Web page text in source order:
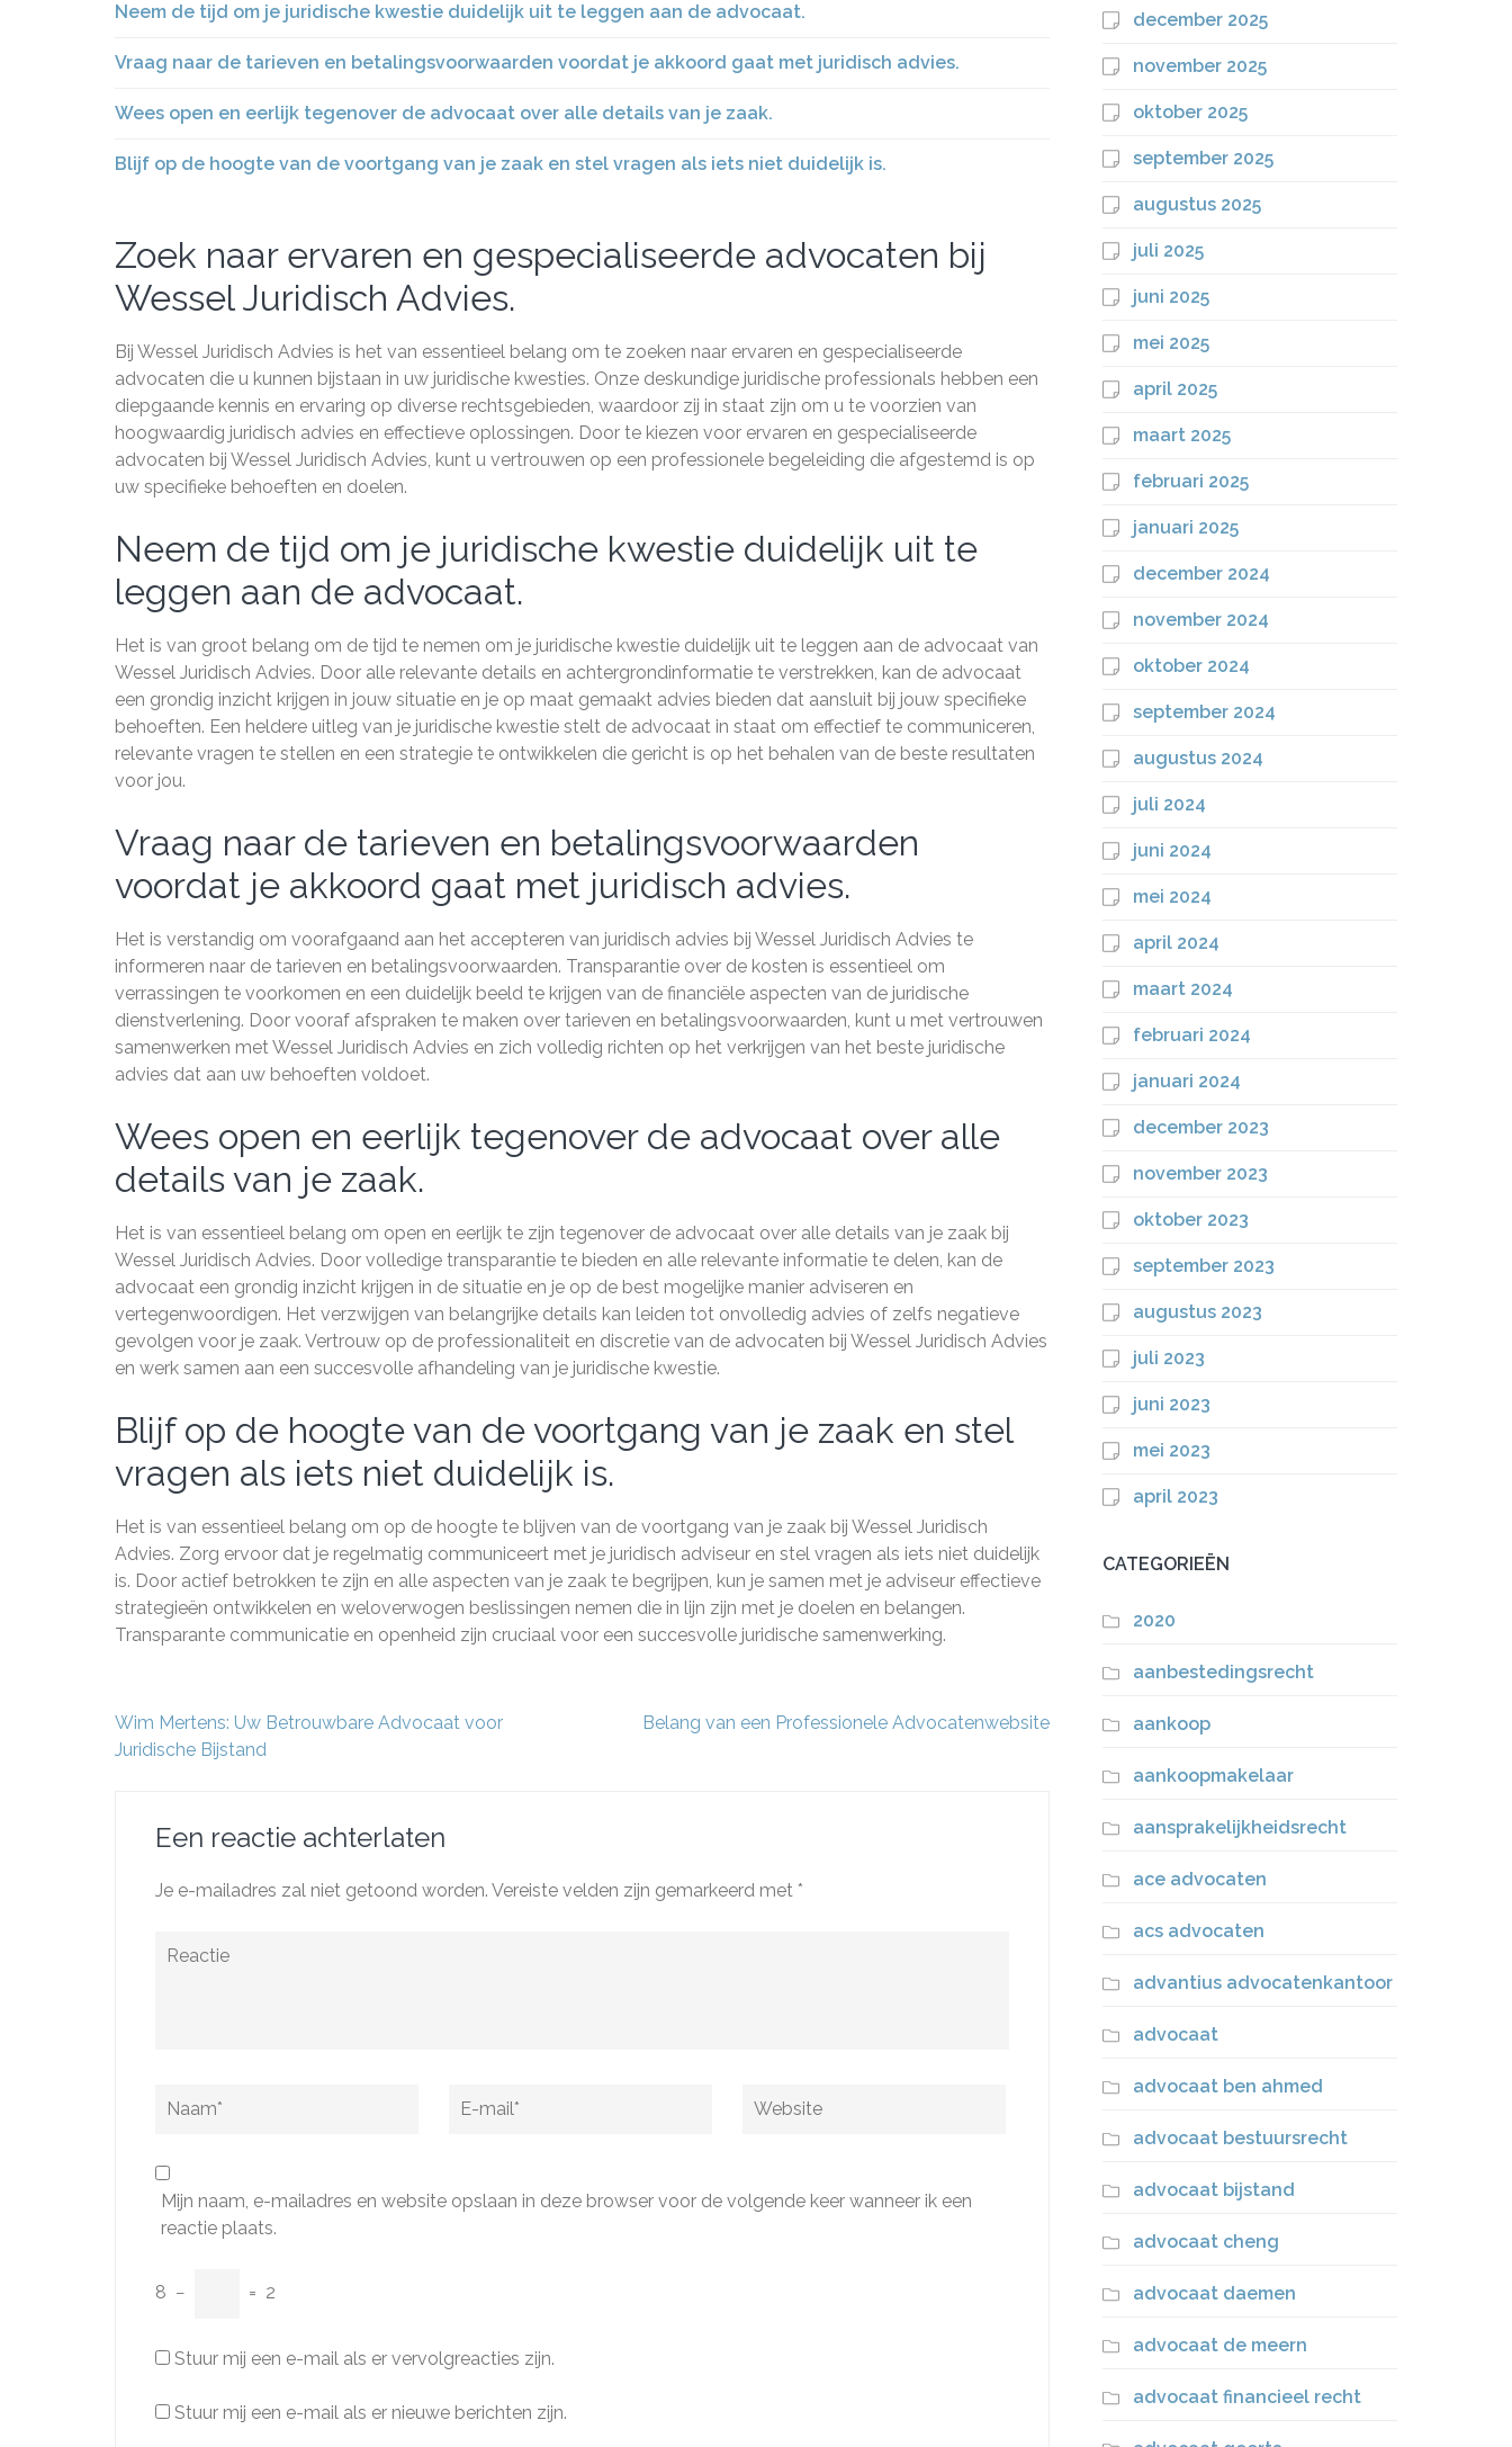
Neem de tijd om je juridische kwestie duidelijk uit te leggen aan de advocaat.
Vraag naar de tarieven en betalingsvoorwaarden voordat je akkoord gaat met juridisch advies.
Wees open en eerlijk tegenover de advocaat over alle details van je zaak.
Blijf op de hoogte van de voortgang van je zaak en stel vragen als iets niet duidelijk is.
Zoek naar ervaren en gespecialiseerde advocaten bij
Wessel Juridisch Advies.
Bij Wessel Juridisch Advies is het van essentieel belang om te zoeken naar ervaren en gespecialiseerde
advocaten die u kunnen bijstaan in uw juridische kwesties. Onze deskundige juridische professionals hebben een
diepgaande kennis en ervaring op diverse rechtsgebieden, waardoor zij in staat zijn om u te voorzien van
hoogwaardig juridisch advies en effectieve oplossingen. Door te kiezen voor ervaren en gespecialiseerde
advocaten bij Wessel Juridisch Advies, kunt u vertrouwen op een professionele begeleiding die afgestemd is op
uw specifieke behoeften en doelen.
Neem de tijd om je juridische kwestie duidelijk uit te
leggen aan de advocaat.
Het is van groot belang om de tijd te nemen om je juridische kwestie duidelijk uit te leggen aan de advocaat van
Wessel Juridisch Advies. Door alle relevante details en achtergrondinformatie te verstrekken, kan de advocaat
een grondig inzicht krijgen in jouw situatie en je op maat gemaakt advies bieden dat aansluit bij jouw specifieke
behoeften. Een heldere uitleg van je juridische kwestie stelt de advocaat in staat om effectief te communiceren,
relevante vragen te stellen en een strategie te ontwikkelen die gericht is op het behalen van de beste resultaten
voor jou.
Vraag naar de tarieven en betalingsvoorwaarden
voordat je akkoord gaat met juridisch advies.
Het is verstandig om voorafgaand aan het accepteren van juridisch advies bij Wessel Juridisch Advies te
informeren naar de tarieven en betalingsvoorwaarden. Transparantie over de kosten is essentieel om
verrassingen te voorkomen en een duidelijk beeld te krijgen van de financiële aspecten van de juridische
dienstverlening. Door vooraf afspraken te maken over tarieven en betalingsvoorwaarden, kunt u met vertrouwen
samenwerken met Wessel Juridisch Advies en zich volledig richten op het verkrijgen van het beste juridische
advies dat aan uw behoeften voldoet.
Wees open en eerlijk tegenover de advocaat over alle
details van je zaak.
Het is van essentieel belang om open en eerlijk te zijn tegenover de advocaat over alle details van je zaak bij
Wessel Juridisch Advies. Door volledige transparantie te bieden en alle relevante informatie te delen, kan de
advocaat een grondig inzicht krijgen in de situatie en je op de best mogelijke manier adviseren en
vertegenwoordigen. Het verzwijgen van belangrijke details kan leiden tot onvolledig advies of zelfs negatieve
gevolgen voor je zaak. Vertrouw op de professionaliteit en discretie van de advocaten bij Wessel Juridisch Advies
en werk samen aan een succesvolle afhandeling van je juridische kwestie.
Blijf op de hoogte van de voortgang van je zaak en stel
vragen als iets niet duidelijk is.
Het is van essentieel belang om op de hoogte te blijven van de voortgang van je zaak bij Wessel Juridisch
Advies. Zorg ervoor dat je regelmatig communiceert met je juridisch adviseur en stel vragen als iets niet duidelijk
is. Door actief betrokken te zijn en alle aspecten van je zaak te begrijpen, kun je samen met je adviseur effectieve
strategieën ontwikkelen en weloverwogen beslissingen nemen die in lijn zijn met je doelen en belangen.
Transparante communicatie en openheid zijn cruciaal voor een succesvolle juridische samenwerking.
Berichtnavigatie
Wim Mertens: Uw Betrouwbare Advocaat voor
Juridische Bijstand
Belang van een Professionele Advocatenwebsite
Een reactie achterlaten
Je e-mailadres zal niet getoond worden. Vereiste velden zijn gemarkeerd met *
Reactie
Naam
E-
Website
Mijn naam, e-mailadres en website opslaan in deze browser voor de volgende keer wanneer ik een
reactie plaats.
8 − = 2
Stuur mij een e-mail als er vervolgreacties zijn.
Stuur mij een e-mail als er nieuwe berichten zijn.
december 2025
november 2025
oktober 2025
september 2025
augustus 2025
juli 2025
juni 2025
mei 2025
april 2025
maart 2025
februari 2025
januari 2025
december 2024
november 2024
oktober 2024
september 2024
augustus 2024
juli 2024
juni 2024
mei 2024
april 2024
maart 2024
februari 2024
januari 2024
december 2023
november 2023
oktober 2023
september 2023
augustus 2023
juli 2023
juni 2023
mei 2023
april 2023
CATEGORIEËN
2020
aanbestedingsrecht
aankoop
aankoopmakelaar
aansprakelijkheidsrecht
ace advocaten
acs advocaten
advantius advocatenkantoor
advocaat
advocaat ben ahmed
advocaat bestuursrecht
advocaat bijstand
advocaat cheng
advocaat daemen
advocaat de meern
advocaat financieel recht